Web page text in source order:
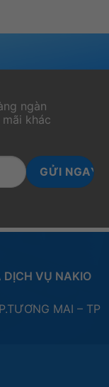
ngàn
khác
DỊCH VỤ NAKIO
MAI – TP